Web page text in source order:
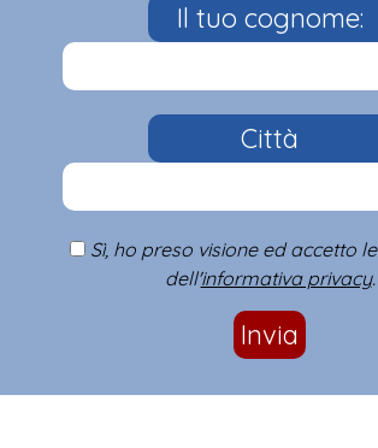
Il tuo cognome:
Città
Sì, ho preso visione ed accetto
dell'informativa privacy.
Invia